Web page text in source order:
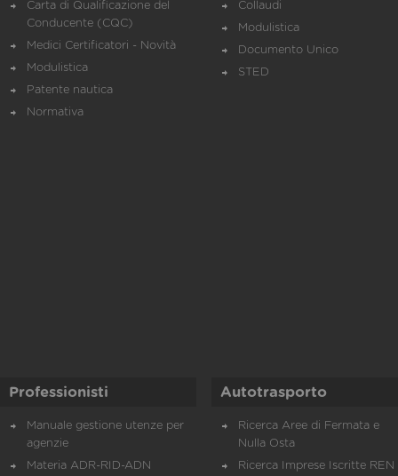
Carta di Qualificazione del
Conducente (CQC)
Medici Certificatori - Novità
Modulistica
Patente nautica
Normativa
Collaudi
Modulistica
Documento Unico
STED
Professionisti
Manuale gestione utenze per
agenzie
Materia ADR-RID-ADN
Autotrasporto
Ricerca Aree di Fermata e
Nulla Osta
Ricerca Imprese Iscritte REN